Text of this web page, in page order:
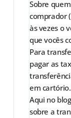
Sobre
comprador
às vezes o
que vocês
Para
pagar as
em
Aqui no
sobre a